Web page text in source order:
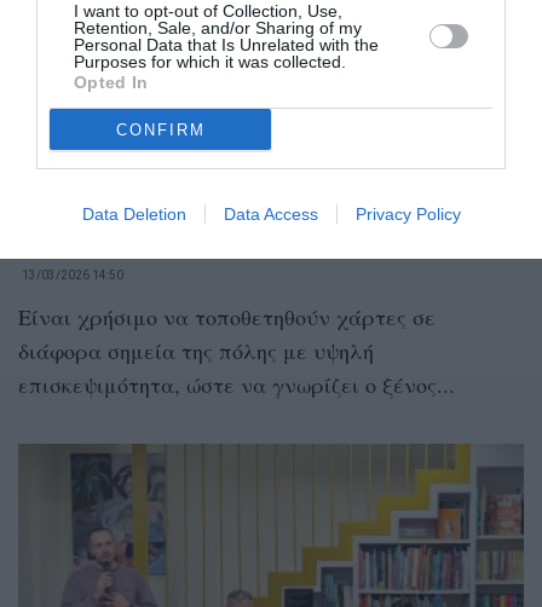
I want to opt-out of Collection, Use,
Retention, Sale, and/or Sharing of my
Personal Data that Is Unrelated with the
Purposes for which it was collected.
Opted In
CONFIRM
Data Deletion Data Access Privacy Policy
Στις στάσεις των λεωφορείων…
13/03/2026 14:50
Είναι χρήσιμο να τοποθετηθούν χάρτες σε
διάφορα σημεία της πόλης με υψηλή
επισκεψιμότητα, ώστε να γνωρίζει ο ξένος...